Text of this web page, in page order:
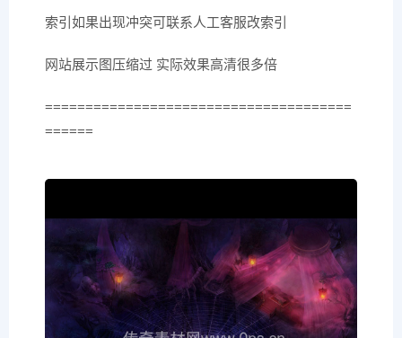
索引如果出现冲突可联系人工客服改索引
网站展示图压缩过 实际效果高清很多倍
======================================
======